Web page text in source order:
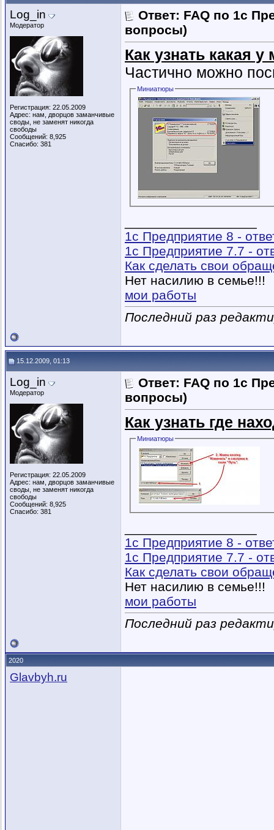
Log_in
Модератор
Регистрация: 22.05.2009
Адрес: нам, дворцов заманчивые
своды, не заменят никогда
свободы
Сообщений: 8,925
Спасибо: 381
Ответ: FAQ по 1с
вопросы)
Как узнать какая
Частично можно
Миниатюры
1с Предприятие 8 -
1с Предприятие 7.7 -
Как сделать свои
Нет насилию в семье!!!
мои работы
Последний раз
15.12.2009, 01:13
Log_in
Модератор
Регистрация: 22.05.2009
Адрес: нам, дворцов заманчивые
своды, не заменят никогда
свободы
Сообщений: 8,925
Спасибо: 381
Ответ: FAQ по 1с
вопросы)
Как узнать где
Миниатюры
1с Предприятие 8 -
1с Предприятие 7.7 -
Как сделать свои
Нет насилию в семье!!!
мои работы
Последний раз
2020
Glavbyh.ru